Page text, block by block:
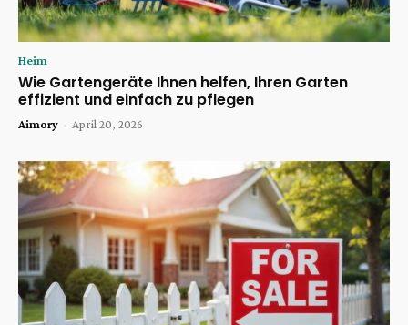
Heim
Wie Gartengeräte Ihnen helfen, Ihren Garten
effizient und einfach zu pflegen
Aimory - April 20, 2026